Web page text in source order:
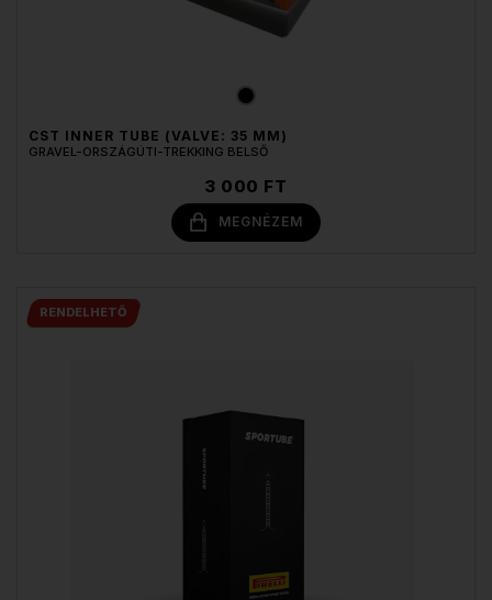
CST INNER TUBE (VALVE: 35 MM)
GRAVEL-ORSZÁGÚTI-TREKKING BELSŐ
3 000 FT
MEGNÉZEM
RENDELHETŐ